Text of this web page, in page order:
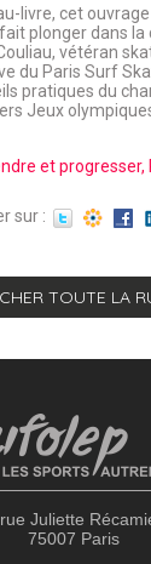
livre, cet
plonger dans la
vétéran
du Paris Surf
pratiques du
Jeux
et progresser,
sur :
TOUTE LA
Juliette
75007 Paris